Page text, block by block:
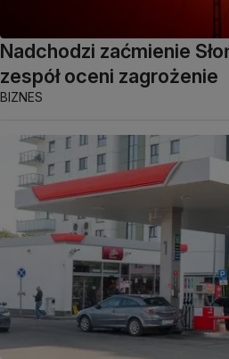
Nadchodzi zaćmienie
zespół oceni zagrożenie
BIZNES